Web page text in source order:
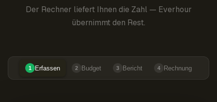
Der Rechner liefert Ihnen die Zahl — Everhour
übernimmt den Rest.
1 Erfassen 2 Budget 3 Bericht 4 Rechnung